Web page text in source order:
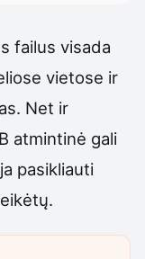
failus visada
vietose ir
Net ir
atmintinė gali
pasikliauti